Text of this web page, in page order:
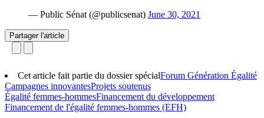
— Public Sénat (@publicsenat) June 30, 2021
Partager l'article
Cet article fait partie du dossier spécialForum Génération Égalité
Campagnes innovantesProjets soutenus
Égalité femmes-hommesFinancement du développement
Financement de l'égalité femmes-hommes (EFH)